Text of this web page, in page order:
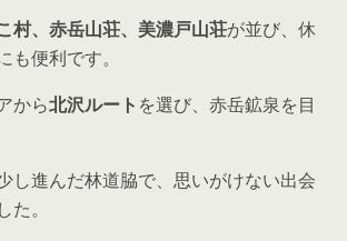
村、赤岳山荘、美濃戸山荘が並び、休
も便利です。
から北沢ルート を選び、赤岳鉱泉を目
し進んだ林道脇で、思いがけない出会
。